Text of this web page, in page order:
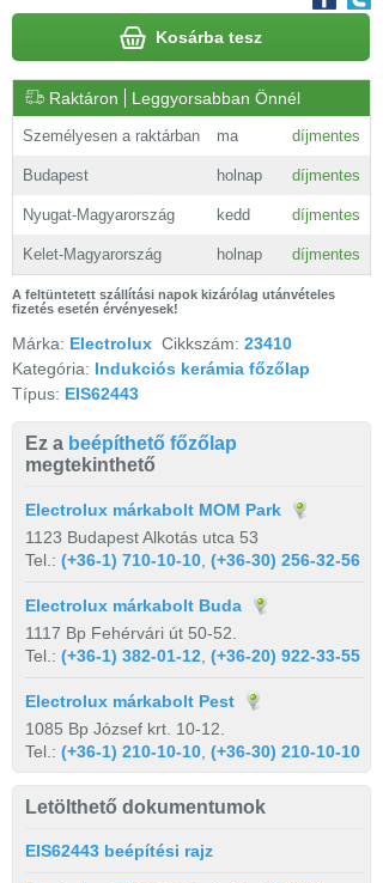
Kosárba tesz
Raktáron Leggyorsabban Önnél
Személyesen a raktárban ma díjmentes
Budapest holnap díjmentes
Nyugat-Magyarország kedd díjmentes
Kelet-Magyarország holnap díjmentes
A feltüntetett szállítási napok kizárólag utánvételes
fizetés esetén érvényesek!
Márka: Electrolux Cikkszám: 23410
Kategória: Indukciós kerámia főzőlap
Típus: EIS62443
Ez a beépíthető főzőlap
megtekinthető
Electrolux márkabolt MOM Park
1123 Budapest Alkotás utca 53
Tel.: (+36-1) 710-10-10, (+36-30) 256-32-56
Electrolux márkabolt Buda
1117 Bp Fehérvári út 50-52.
Tel.: (+36-1) 382-01-12, (+36-20) 922-33-55
Electrolux márkabolt Pest
1085 Bp József krt. 10-12.
Tel.: (+36-1) 210-10-10, (+36-30) 210-10-10
Letölthető dokumentumok
EIS62443 beépítési rajz